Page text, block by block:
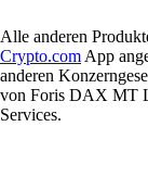
Alle anderen
Crypto.com App
anderen
von Foris DAX MT
Services.